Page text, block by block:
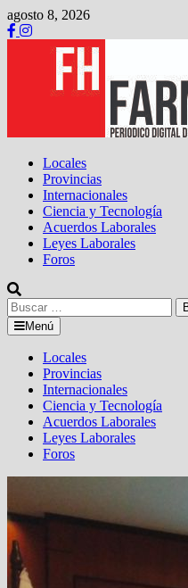
Saltar
al
contenido
agosto 8, 2026
Locales
Provincias
Internacionales
Ciencia y Tecnología
Acuerdos Laborales
Leyes Laborales
Foros
Buscar:
Menú
Locales
Provincias
Internacionales
Ciencia y Tecnología
Acuerdos Laborales
Leyes Laborales
Foros